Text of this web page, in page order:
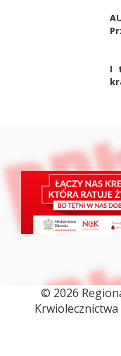
I
© 2026
Krwiolecznictwa